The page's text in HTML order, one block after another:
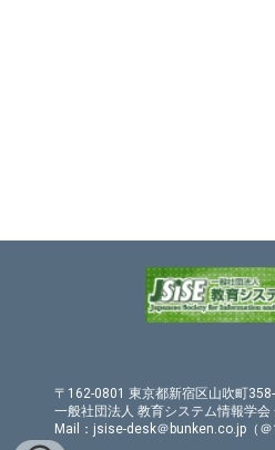
〒162-0801 東京都新宿区山吹町
一般社団法人 教育システム情報学会
Mail：jsise-desk＠bunken.co.jp（＠